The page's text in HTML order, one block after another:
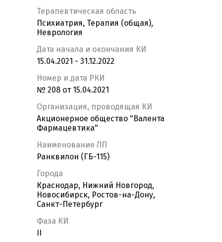
Терапевтическая область
Психиатрия, Терапия (общая),
Неврология
Дата начала и окончания КИ
15.04.2021 - 31.12.2022
Номер и дата РКИ
№ 208 от 15.04.2021
Организация, проводящая КИ
Акционерное общество "Валента
Фармацевтика"
Наименование ЛП
Ранквилон (ГБ-115)
Города
Краснодар, Нижний Новгород,
Новосибирск, Ростов-на-Дону,
Санкт-Петербург
Фаза КИ